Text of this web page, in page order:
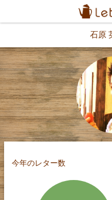
石原
今年のレター数